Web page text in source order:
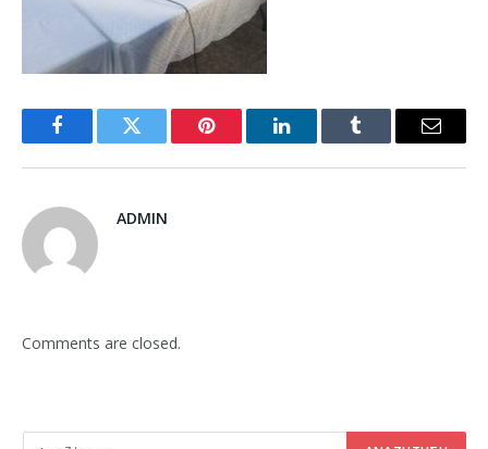
FacebookTwitter Pinterest LinkedInTumblr Email
ADMIN
Comments are closed.